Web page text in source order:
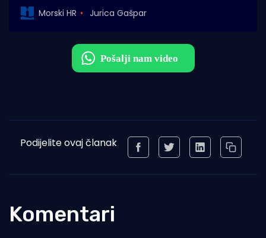
Morski HR Jurica Gašpar
Podijelite ovaj članak
Komentari